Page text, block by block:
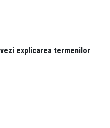
vezi explicarea termenilor